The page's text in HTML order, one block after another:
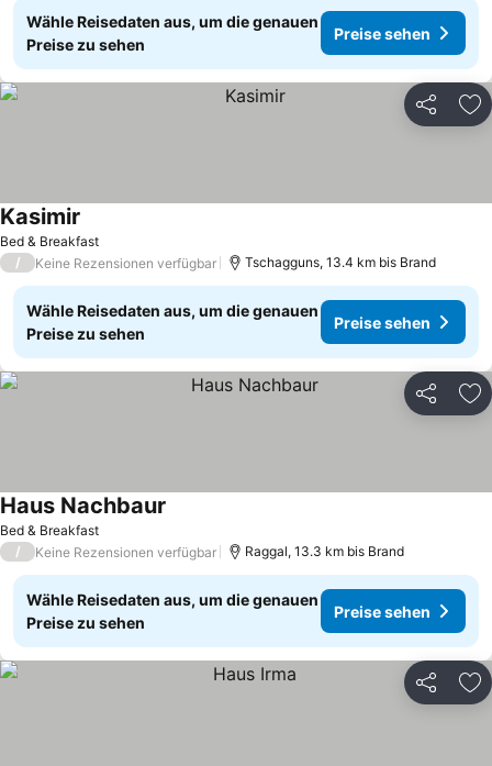
Wähle Reisedaten aus, um die genauen
Preise zu sehen
Preise sehen
Teilen
Bed & Breakfast
Kasimir
/ Keine Rezensionen verfügbar Tschagguns, 13.4 km bis Brand
Wähle Reisedaten aus, um die genauen
Preise zu sehen
Preise sehen
Teilen
Bed & Breakfast
Haus Nachbaur
/ Keine Rezensionen verfügbar Raggal, 13.3 km bis Brand
Wähle Reisedaten aus, um die genauen
Preise zu sehen
Preise sehen
Teilen